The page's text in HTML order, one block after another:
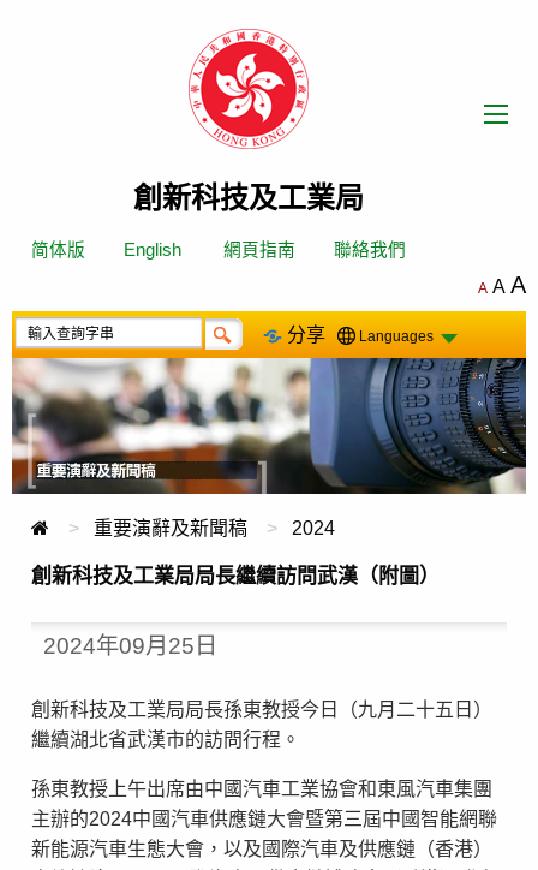
創新科技及工業局
简体版 English 網頁指南 聯絡我們
A A A
分享 Languages
重要演辭及新聞稿 2024
創新科技及工業局局長繼續訪問武漢（附圖）
2024年09月25日
創新科技及工業局局長孫東教授今日（九月二十五日）
繼續湖北省武漢市的訪問行程。
孫東教授上午出席由中國汽車工業協會和東風汽車集團
主辦的2024中國汽車供應鏈大會暨第三屆中國智能網聯
新能源汽車生態大會，以及國際汽車及供應鏈（香港）